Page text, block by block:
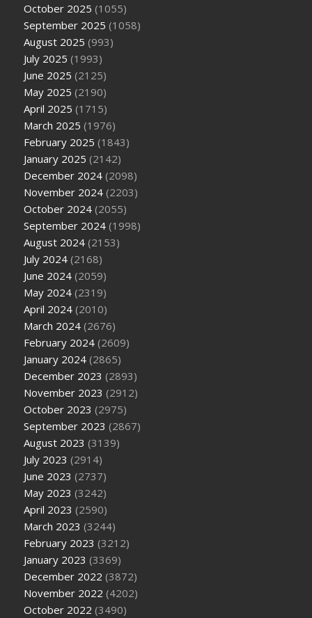
October 2025 (1055)
September 2025 (1058)
August 2025 (993)
July 2025 (1993)
June 2025 (2125)
May 2025 (2190)
April 2025 (1715)
March 2025 (1976)
February 2025 (1843)
January 2025 (2142)
December 2024 (2098)
November 2024 (2203)
October 2024 (2055)
September 2024 (1998)
August 2024 (2153)
July 2024 (2168)
June 2024 (2059)
May 2024 (2319)
April 2024 (2010)
March 2024 (2676)
February 2024 (2609)
January 2024 (2865)
December 2023 (2893)
November 2023 (2912)
October 2023 (2975)
September 2023 (2867)
August 2023 (3139)
July 2023 (2914)
June 2023 (2737)
May 2023 (3242)
April 2023 (2590)
March 2023 (3244)
February 2023 (3212)
January 2023 (3369)
December 2022 (3872)
November 2022 (4202)
October 2022 (3490)